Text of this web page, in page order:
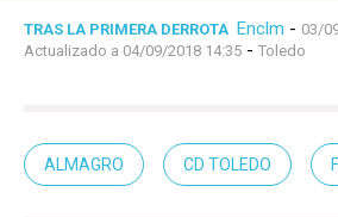
TRAS LA PRIMERA DERROTA Enclm - 03/
Actualizado a 04/09/2018 14:35 - Toledo
ALMAGRO CD TOLEDO